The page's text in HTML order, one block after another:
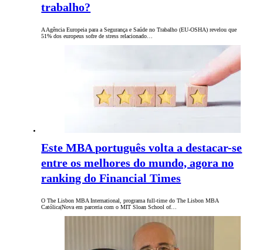
trabalho?
A Agência Europeia para a Segurança e Saúde no Trabalho (EU-OSHA) revelou que
51% dos europeus sofre de stress relacionado…
Este MBA português volta a destacar-se
entre os melhores do mundo, agora no
ranking do Financial Times
O The Lisbon MBA International, programa full-time do The Lisbon MBA
Católica|Nova em parceria com o MIT Sloan School of…